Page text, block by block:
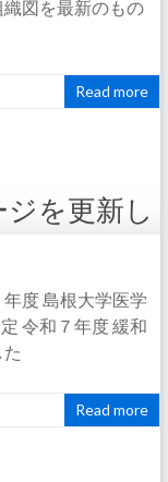
図を最新のもの
Read more
を更新し
度 島根大学医学
令和７年度 緩和
Read more